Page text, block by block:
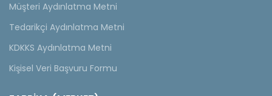
Müşteri Aydınlatma Metni
Tedarikçi Aydınlatma Metni
KDKKS Aydınlatma Metni
Kişisel Veri Başvuru Formu